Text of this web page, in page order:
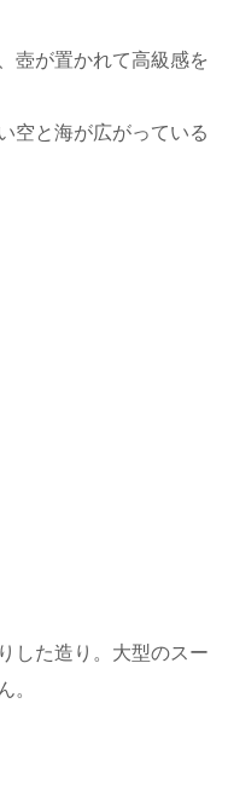
壺が置かれて高級感を
空と海が広がっている
した造り。大型のスー
。